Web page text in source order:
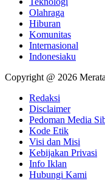
Olahraga
Hiburan
Komunitas
Internasional
Indonesiaku
Copyright @ 2026
Redaksi
Disclaimer
Pedoman Media
Kode Etik
Visi dan Misi
Kebijakan Privasi
Info Iklan
Hubungi Kami